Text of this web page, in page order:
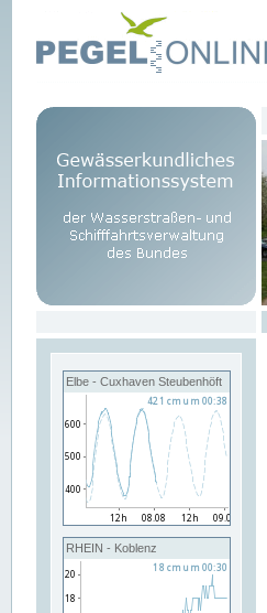
Elbe - Cuxhaven Steubenhöft
RHEIN - Koblenz